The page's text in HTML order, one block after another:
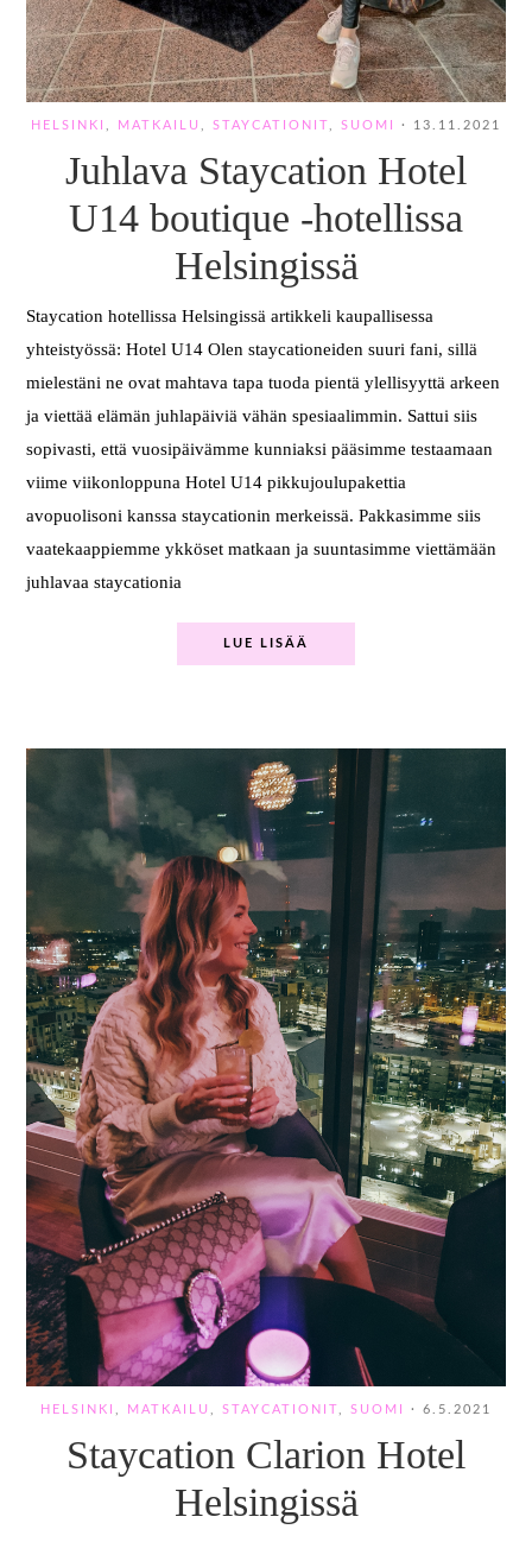
HELSINKI MATKAILU STAYCATIONIT SUOMI · 13.11.2021
Juhlava Staycation Hotel
U14 boutique -hotellissa
Helsingissä
Staycation hotellissa Helsingissä artikkeli kaupallisessa
yhteistyössä: Hotel U14 Olen staycationeiden suuri fani, sillä
mielestäni ne ovat mahtava tapa tuoda pientä ylellisyyttä arkeen
ja viettää elämän juhlapäiviä vähän spesiaalimmin. Sattui siis
sopivasti, että vuosipäivämme kunniaksi pääsimme testaamaan
viime viikonloppuna Hotel U14 pikkujoulupakettia
avopuolisoni kanssa staycationin merkeissä. Pakkasimme siis
vaatekaappiemme ykköset matkaan ja suuntasimme viettämään
juhlavaa staycationia
LUE LISÄÄ
HELSINKI , MATKAILU, STAYCATIONIT, SUOMI · 6.5.2021
Staycation Clarion Hotel
Helsingissä